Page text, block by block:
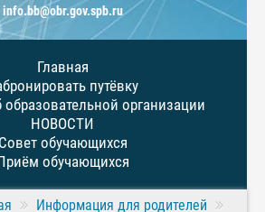
info.bb@obr.gov.spb.ru
Главная
путёвку
организации
НОВОСТИ
Совет обучающихся
обучающихся
Информация для родителей